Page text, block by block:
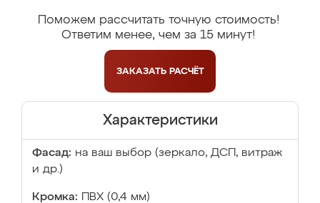
Поможем рассчитать точную стоимость!
Ответим менее, чем за 15 минут!
ЗАКАЗАТЬ РАСЧЁТ
Характеристики
Фасад: на ваш выбор (зеркало, ДСП, витраж
и др.)
Кромка: ПВХ (0,4 мм)